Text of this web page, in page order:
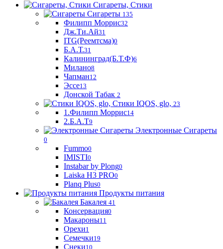
Сигареты, Стики
Сигареты 135
Филипп Моррис32
Дж.Ти.Ай31
ITG(Реемтсма)0
Б.А.Т.31
Калининград(Б.Т.Ф)6
Милано8
Чапман12
Эссе13
Донской Табак 2
Стики IQOS, glo, 23
1.Филипп Моррис14
2.Б.А.Т9
Электронные Сигареты
0
Fummo0
IMISTI0
Instabar by Plong0
Laiska H3 PRO0
Planq Plus0
Продукты питания
Бакалея 41
Консервация0
Макароны11
Орехи1
Семечки19
Снеки10